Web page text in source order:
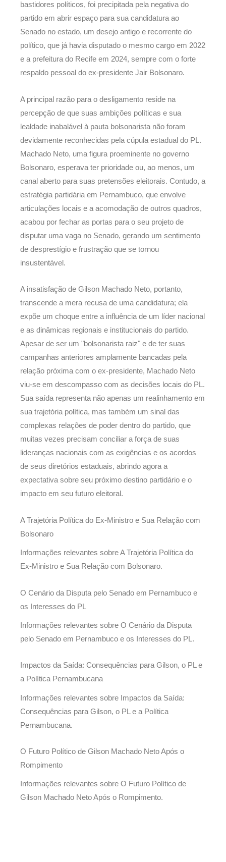
bastidores políticos, foi precipitada pela negativa do
partido em abrir espaço para sua candidatura ao
Senado no estado, um desejo antigo e recorrente do
político, que já havia disputado o mesmo cargo em 2022
e a prefeitura do Recife em 2024, sempre com o forte
respaldo pessoal do ex-presidente Jair Bolsonaro.
A principal razão para o desligamento reside na
percepção de que suas ambições políticas e sua
lealdade inabalável à pauta bolsonarista não foram
devidamente reconhecidas pela cúpula estadual do PL.
Machado Neto, uma figura proeminente no governo
Bolsonaro, esperava ter prioridade ou, ao menos, um
canal aberto para suas pretensões eleitorais. Contudo, a
estratégia partidária em Pernambuco, que envolve
articulações locais e a acomodação de outros quadros,
acabou por fechar as portas para o seu projeto de
disputar uma vaga no Senado, gerando um sentimento
de desprestígio e frustração que se tornou
insustentável.
A insatisfação de Gilson Machado Neto, portanto,
transcende a mera recusa de uma candidatura; ela
expõe um choque entre a influência de um líder nacional
e as dinâmicas regionais e institucionais do partido.
Apesar de ser um "bolsonarista raiz" e de ter suas
campanhas anteriores amplamente bancadas pela
relação próxima com o ex-presidente, Machado Neto
viu-se em descompasso com as decisões locais do PL.
Sua saída representa não apenas um realinhamento em
sua trajetória política, mas também um sinal das
complexas relações de poder dentro do partido, que
muitas vezes precisam conciliar a força de suas
lideranças nacionais com as exigências e os acordos
de seus diretórios estaduais, abrindo agora a
expectativa sobre seu próximo destino partidário e o
impacto em seu futuro eleitoral.
A Trajetória Política do Ex-Ministro e Sua Relação com
Bolsonaro
Informações relevantes sobre A Trajetória Política do
Ex-Ministro e Sua Relação com Bolsonaro.
O Cenário da Disputa pelo Senado em Pernambuco e
os Interesses do PL
Informações relevantes sobre O Cenário da Disputa
pelo Senado em Pernambuco e os Interesses do PL.
Impactos da Saída: Consequências para Gilson, o PL e
a Política Pernambucana
Informações relevantes sobre Impactos da Saída:
Consequências para Gilson, o PL e a Política
Pernambucana.
O Futuro Político de Gilson Machado Neto Após o
Rompimento
Informações relevantes sobre O Futuro Político de
Gilson Machado Neto Após o Rompimento.